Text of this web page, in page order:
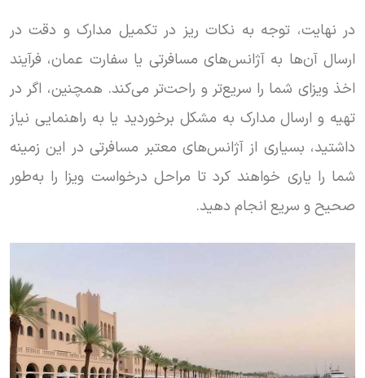
در نهایت، توجه به نکات ریز در تکمیل مدارک و دقت در
ارسال آن‌ها به آژانس‌های مسافرتی یا سفارت عمان، فرآیند
اخذ ویزای شما را سریع‌تر و راحت‌تر می‌کند. همچنین، اگر در
تهیه و ارسال مدارک به مشکل برخوردید یا به راهنمایی نیاز
داشتید، بسیاری از آژانس‌های معتبر مسافرتی در این زمینه
شما را یاری خواهند کرد تا مراحل درخواست ویزا را به‌طور
صحیح و سریع انجام دهید.